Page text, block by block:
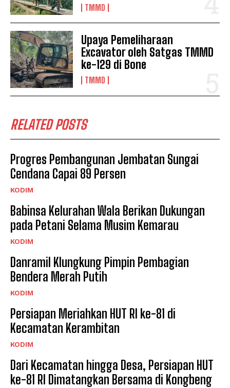
TMMD
Upaya Pemeliharaan
Excavator oleh Satgas TMMD
ke-129 di Bone
TMMD
RELATED POSTS
Progres Pembangunan Jembatan Sungai
Cendana Capai 89 Persen
KODIM
Babinsa Kelurahan Wala Berikan Dukungan
pada Petani Selama Musim Kemarau
KODIM
Danramil Klungkung Pimpin Pembagian
Bendera Merah Putih
KODIM
Persiapan Meriahkan HUT RI ke-81 di
Kecamatan Kerambitan
KODIM
Dari Kecamatan hingga Desa, Persiapan HUT
ke-81 RI Dimatangkan Bersama di Kongbeng